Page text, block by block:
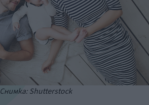
Снимка: Shutterstock